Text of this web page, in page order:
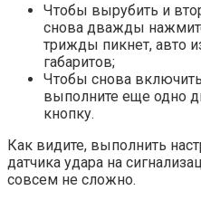
Чтобы вырубить и
снова дважды
трижды пикнет, авто
габаритов;
Чтобы снова
выполните еще одно
кнопку.
Как видите, выполнить
датчика удара на
совсем не сложно.